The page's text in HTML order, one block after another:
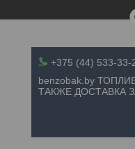
+375 (44) 533-33-
benzobak.by
ТАКЖЕ ДОСТАВКА